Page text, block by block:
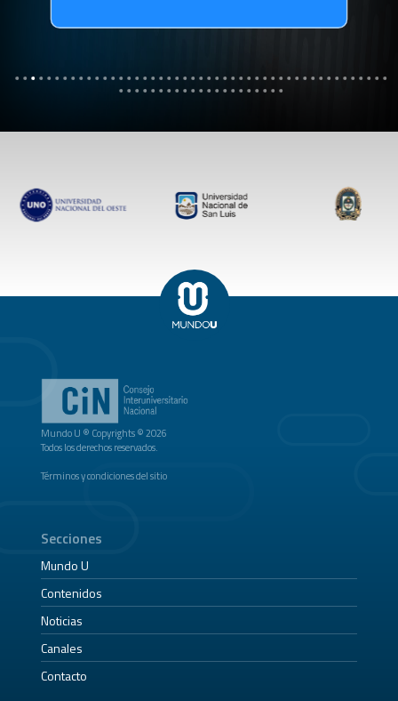
Mundo U ® Copyrights © 2026
Todos los derechos reservados.
Términos y condiciones del sitio
Secciones
Mundo U
Contenidos
Noticias
Canales
Contacto